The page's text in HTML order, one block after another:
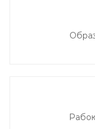
Круглосуточный
Вывод из запоя в